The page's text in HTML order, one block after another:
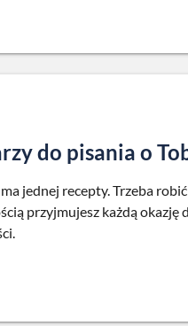
do pisania o
jednej recepty. Trzeba
przyjmujesz każdą okazję